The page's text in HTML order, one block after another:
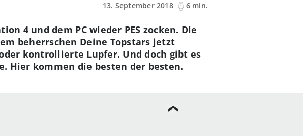
13. September 2018
6 min.
4 und dem PC wieder PES zocken. Die
beherrschen Deine Topstars jetzt
kontrollierte Lupfer. Und doch gibt es
Hier kommen die besten der besten.